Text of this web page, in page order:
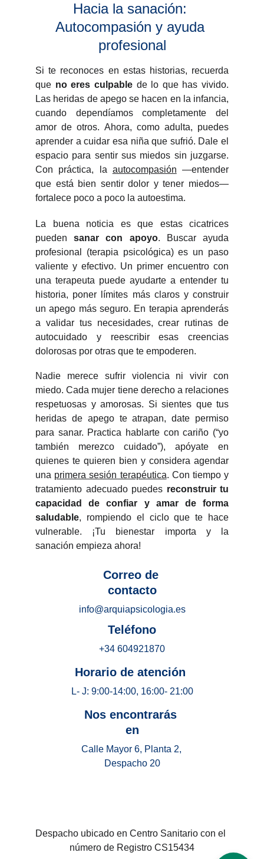
Hacia la sanación:
Autocompasión y ayuda
profesional
Si te reconoces en estas historias, recuerda
que no eres culpablede lo que has vivido.
Las heridas de apego se hacen en la infancia,
cuando dependíamos completamente del
amor de otros. Ahora, como adulta, puedes
aprender a cuidar esa niña que sufrió. Dale el
espacio para sentir sus miedos sin juzgarse.
Con práctica, la autocompasión —entender
que está bien sentir dolor y tener miedos—
fortalece poco a poco la autoestima.
La buena noticia es que estas cicatrices
puedensanar con apoyo. Buscar ayuda
profesional (terapia psicológica) es un paso
valiente y efectivo. Un primer encuentro con
una terapeuta puede ayudarte a entender tu
historia, poner límites más claros y construir
un apego más seguro. En terapia aprenderás
a validar tus necesidades, crear rutinas de
autocuidado y reescribir esas creencias
dolorosas por otras que te empoderen.
Nadie merece sufrir violencia ni vivir con
miedo. Cada mujer tiene derecho a relaciones
respetuosas y amorosas. Si sientes que tus
heridas de apego te atrapan, date permiso
para sanar. Practica hablarte con cariño (“yo
también merezco cuidado”), apóyate en
quienes te quieren bien y considera agendar
una primera sesión terapéutica. Con tiempo y
tratamiento adecuado puedes reconstruir tu
capacidad de confiar y amar de forma
saludable, rompiendo el ciclo que te hace
vulnerable. ¡Tu bienestar importa y la
sanación empieza ahora!
Correo de
contacto
info@arquiapsicologia.es
Teléfono
+34 604921870
Horario de atención
L- J: 9:00-14:00, 16:00- 21:00
Despacho ubicado en Centro Sanitario con el
número de Registro CS15434
Nos encontrarás
en
Calle Mayor 6, Planta 2,
Despacho 20